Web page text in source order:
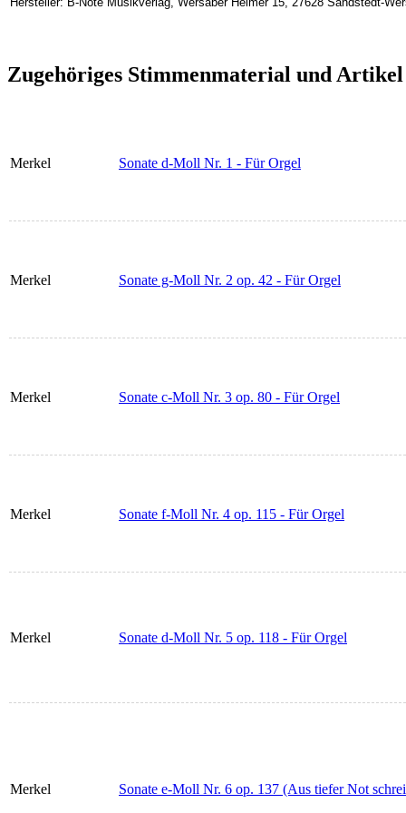
Zugehöriges Stimmenmaterial und Artikel
Merkel Sonate d-Moll Nr. 1 - Für Orgel
Merkel Sonate g-Moll Nr. 2 op. 42 - Für Orgel
Merkel Sonate c-Moll Nr. 3 op. 80 - Für Orgel
Merkel Sonate f-Moll Nr. 4 op. 115 - Für Orgel
Merkel Sonate d-Moll Nr. 5 op. 118 - Für Orgel
Merkel Sonate e-Moll Nr. 6 op. 137 (Aus tiefer Not